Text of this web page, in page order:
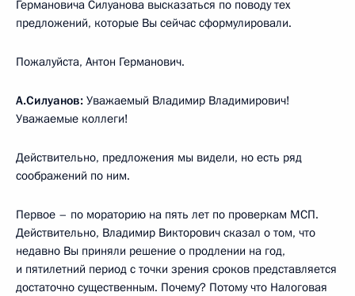
Германовича Силуанова высказаться по поводу тех
предложений, которые Вы сейчас сформулировали.
Пожалуйста, Антон Германович.
А.Силуанов: Уважаемый Владимир Владимирович!
Уважаемые коллеги!
Действительно, предложения мы видели, но есть ряд
соображений по ним.
Первое – по мораторию на пять лет по проверкам МСП.
Действительно, Владимир Викторович сказал о том, что
недавно Вы приняли решение о продлении на год,
и пятилетний период с точки зрения сроков представляется
достаточно существенным. Почему? Потому что Налоговая